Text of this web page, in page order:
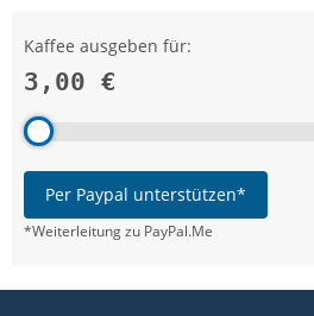
Kaffee ausgeben für:
3,00 €
Per Paypal unterstützen*
*Weiterleitung zu PayPal.Me